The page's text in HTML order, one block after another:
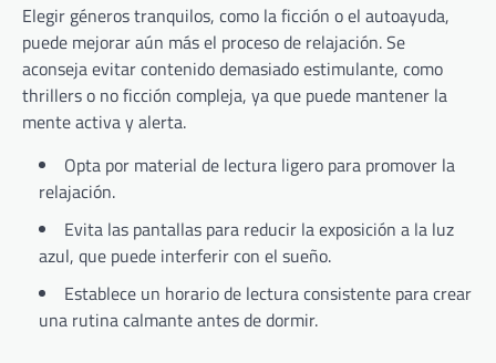
Elegir géneros tranquilos, como la ficción o el autoayuda,
puede mejorar aún más el proceso de relajación. Se
aconseja evitar contenido demasiado estimulante, como
thrillers o no ficción compleja, ya que puede mantener la
mente activa y alerta.
Opta por material de lectura ligero para promover la
relajación.
Evita las pantallas para reducir la exposición a la luz
azul, que puede interferir con el sueño.
Establece un horario de lectura consistente para crear
una rutina calmante antes de dormir.